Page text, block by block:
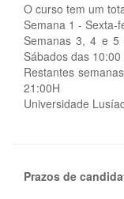
O curso tem um
Semana 1 - Sexta-
Semanas 3, 4 e 5
Sábados das
Restantes
21:00H
Universidade
Prazos de